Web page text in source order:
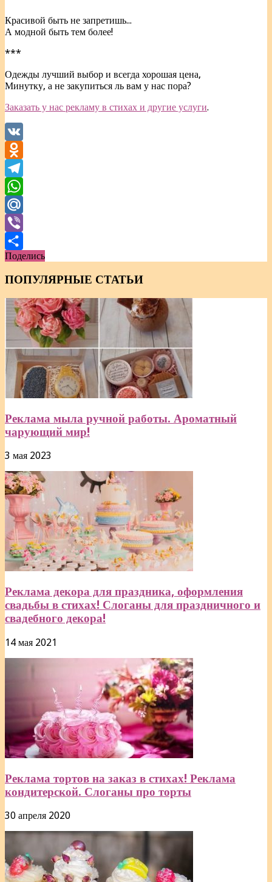
Красивой быть не запретишь...
А модной быть тем более!
***
Одежды лучший выбор и всегда хорошая цена,
Минутку, а не закупиться ль вам у нас пора?
Заказать у нас рекламу в стихах и другие услуги.
VK
Odnoklassniki
Telegram
WhatsApp
Mail.Ru
Viber
Отправить
Поделись
ПОПУЛЯРНЫЕ СТАТЬИ
Реклама мыла ручной работы. Ароматный
чарующий мир!
3 мая 2023
Реклама декора для праздника, оформления
свадьбы в стихах! Слоганы для праздничного и
свадебного декора!
14 мая 2021
Реклама тортов на заказ в стихах! Реклама
кондитерской. Слоганы про торты
30 апреля 2020